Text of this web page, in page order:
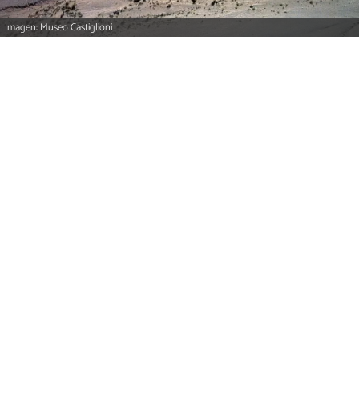
Imagen: Museo Castiglioni